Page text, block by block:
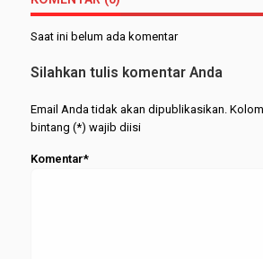
Saat ini belum ada komentar
Silahkan tulis komentar Anda
Email Anda tidak akan dipublikasikan.
bintang (*) wajib diisi
Komentar*